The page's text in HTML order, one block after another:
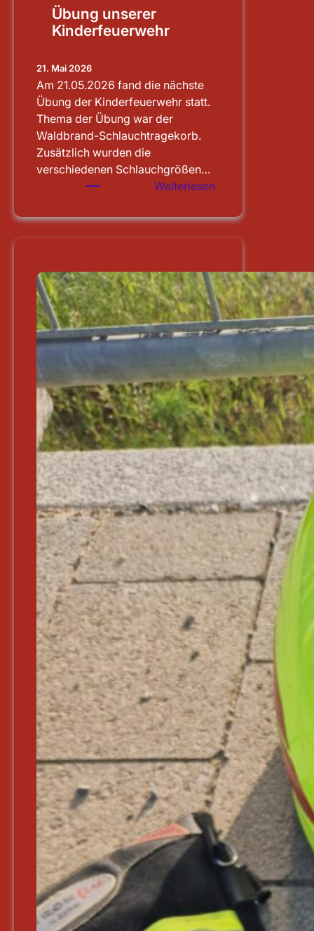
Übung unserer
Kinderfeuerwehr
21. Mai 2026
Am 21.05.2026 fand die nächste
Übung der Kinderfeuerwehr statt.
Thema der Übung war der
Waldbrand-Schlauchtragekorb.
Zusätzlich wurden die
verschiedenen Schlauchgrößen…
Weiterlesen
unserer